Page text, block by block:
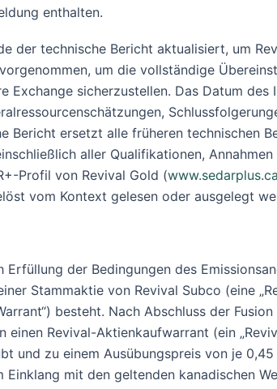
enthalten.
der technische Bericht aktualisiert, um
um die vollständige
Exchange sicherzustellen. Das Datum
Bericht ersetzt alle früheren technischen
aller Qualifikationen,
Profil von Revival Gold (www.sedarplus.ca
vom Kontext gelesen oder ausgelegt
der Bedingungen des
Stammaktie von Revival Subco (eine
besteht. Nach Abschluss der
einen Revival-Aktienkaufwarrant (ein
und zu einem Ausübungspreis von je
mit den geltenden kanadischen